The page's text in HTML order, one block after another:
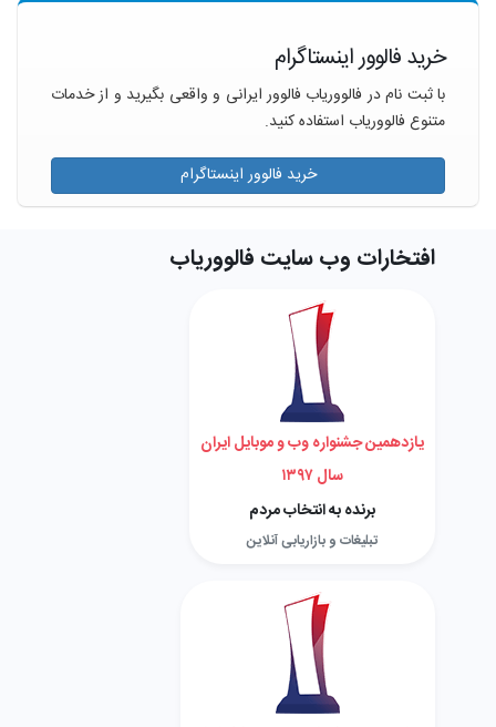
خرید فالوور اینستاگرام
با ثبت نام در فالووریاب فالوور ایرانی و واقعی بگیرید و از خدمات
متنوع فالووریاب استفاده کنید.
خرید فالوور اینستاگرام
افتخارات وب سایت فالووریاب
یازدهمین جشنواره وب و موبایل ایران
سال ۱۳۹۷
برنده به انتخاب مردم
تبلیغات و بازاریابی آنلاین